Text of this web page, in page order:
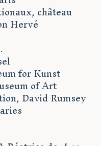
château
Hervé
for Kunst
of Art
David Rumsey